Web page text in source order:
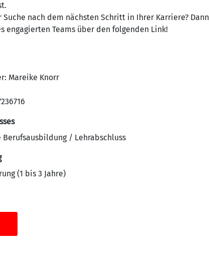
Suche nach dem nächsten Schritt in Ihrer Karriere?
engagierten Teams über den folgenden Link!
Mareike Knorr
Berufsausbildung / Lehrabschluss
(1 bis 3 Jahre)